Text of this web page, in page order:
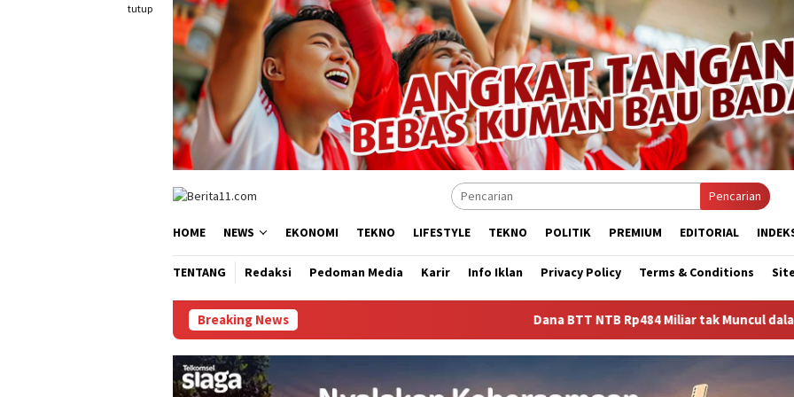
tutup
Pencarian
HOME NEWS EKONOMI TEKNO LIFESTYLE TEKNO POLITIK PREMIUM EDITORIAL
TENTANG Redaksi Pedoman Media Karir Info Iklan Privacy Policy Terms & Conditions
Breaking News Dana BTT NTB Rp484 Miliar tak Muncul dalam LHP BPK,